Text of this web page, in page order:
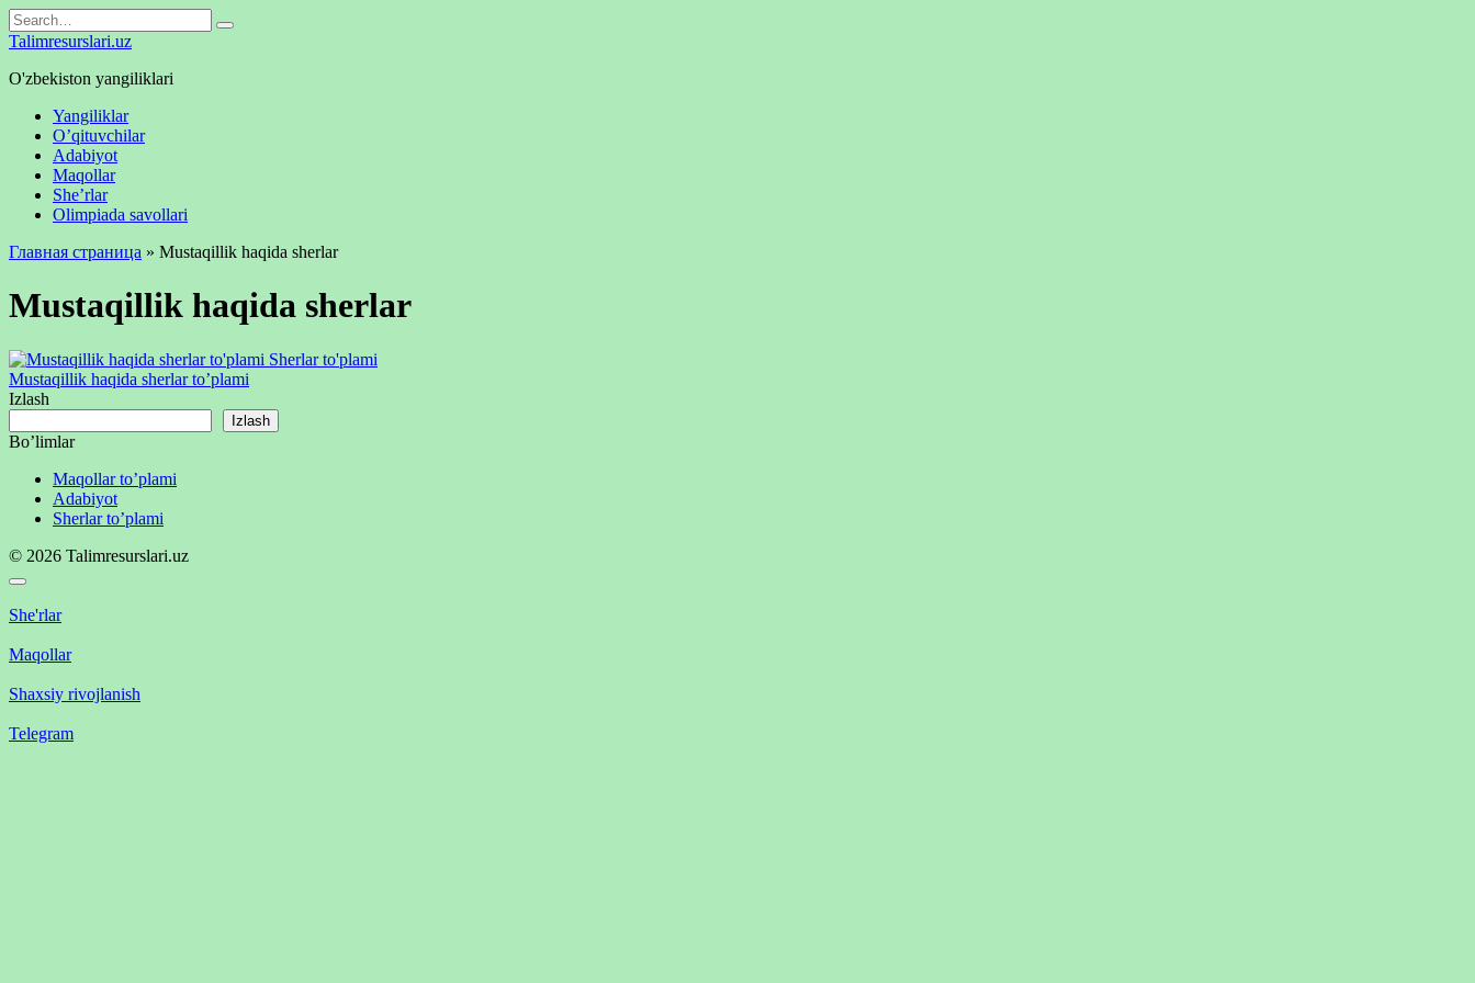
Skip
to
Search
for:
Talimresurslari.uz
O'zbekiston yangiliklari
Yangiliklar
O’qituvchilar
Adabiyot
Maqollar
She’rlar
Olimpiada savollari
Главная страница » Mustaqillik haqida sherlar
Mustaqillik haqida sherlar
Sherlar to'plami
Mustaqillik haqida sherlar to’plami
Izlash
Izlash
Bo’limlar
Maqollar to’plami
Adabiyot
Sherlar to’plami
© 2026 Talimresurslari.uz
She'rlar
Maqollar
Shaxsiy rivojlanish
Telegram